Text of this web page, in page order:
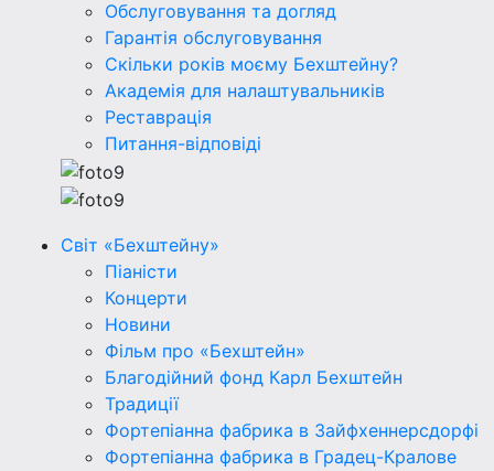
Обслуговування та догляд
Гарантія обслуговування
Скільки років моєму Бехштейну?
Академія для налаштувальників
Реставрація
Питання-відповіді
Світ «Бехштейну»
Піаністи
Концерти
Новини
Фільм про «Бехштейн»
Благодійний фонд Карл Бехштейн
Традиції
Фортепіанна фабрика в Зайфхеннерсдорфi
Фортепіанна фабрика в Градец-Кралове